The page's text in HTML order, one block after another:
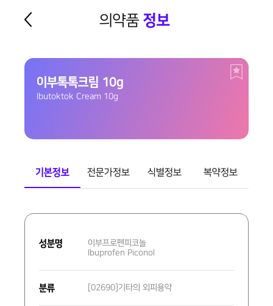
의약품 정보
이부톡톡크림 10g
Ibutoktok Cream 10g
기본정보 전문가정보 식별정보 복약정보
성분명
이부프로펜피코놀
Ibuprofen Piconol
분류 [02690]기타의 외피용약